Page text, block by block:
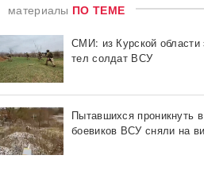
материалы ПО ТЕМЕ
СМИ: из Курской области
тел солдат ВСУ
Пытавшихся проникнуть
боевиков ВСУ сняли на